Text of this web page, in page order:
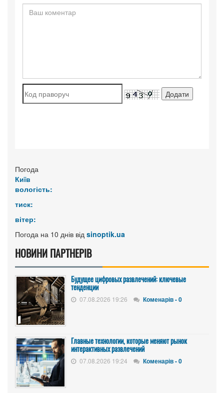
Погода
Київ
вологість:
тиск:
вітер:
Погода на 10 днів від sinoptik.ua
НОВИНИ ПАРТНЕРІВ
Будущее цифровых развлечений: ключевые
тенденции
07.08.2026 19:26 Коменарів - 0
Главные технологии, которые меняют рынок
интерактивных развлечений
07.08.2026 19:24 Коменарів - 0